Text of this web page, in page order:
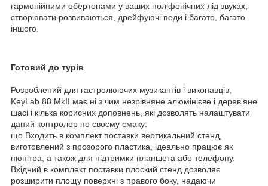
гармонійними обертонами у ваших поліфонічних лід звуках,
створювати розвиваються, дрейфуючі педи і багато, багато
іншого.
Готовий до турів
Розроблений для гастролюючих музикантів і виконавців,
KeyLab 88 MkII має ні з чим незрівняне алюмінієве і дерев'яне
шасі і кілька корисних доповнень, які дозволять налаштувати
даний контролер по своєму смаку:
що Входить в комплект поставки вертикальний стенд,
виготовлений з прозорого пластика, ідеально працює як
пюпітра, а також для підтримки планшета або телефону.
Вхідний в комплект поставки плоский стенд дозволяє
розширити площу поверхні з правого боку, надаючи